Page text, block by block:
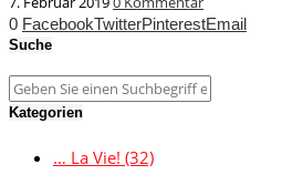
0 FacebookTwitterPinterestEmail
Suche
Kategorien
… La Vie! (32)